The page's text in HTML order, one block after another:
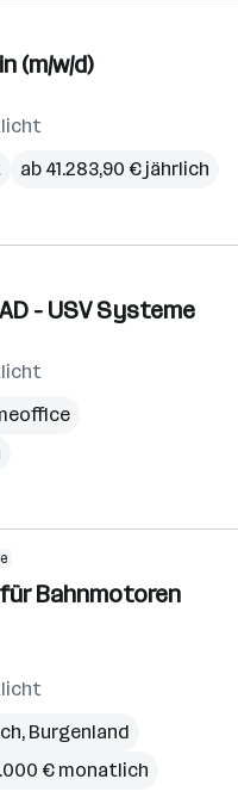
(m/w/d)
ab 41.283,90 € jährlich
- USV Systeme
Bahnmotoren
, Burgenland
€ monatlich